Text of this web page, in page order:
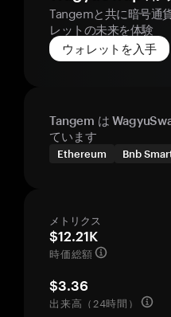
Tangemと共に暗号通
レットの未来を体験
ウォレットを入手
Tangem は
ています
Ethereum Bnb
メトリクス
$12.21K
時価総額
$3.36
出来高（24時間）